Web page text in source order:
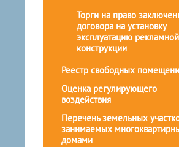
Торги на право
договора на установку
эксплуатацию рекламной
конструкции
Реестр свободных
Оценка регулирующего
воздействия
Перечень земельных
занимаемых
домами